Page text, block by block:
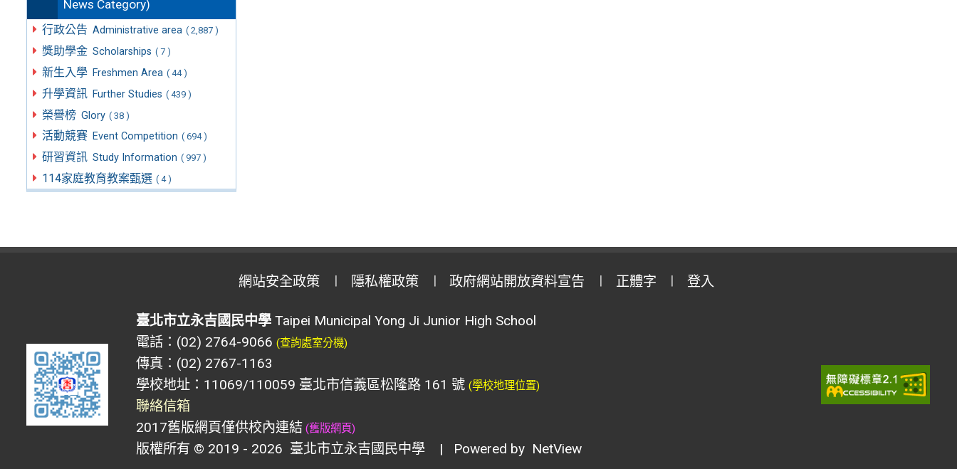
News Category)
行政公告 Administrative area ( 2,887 )
獎助學金 Scholarships ( 7 )
新生入學 Freshmen Area ( 44 )
升學資訊 Further Studies ( 439 )
榮譽榜 Glory ( 38 )
活動競賽 Event Competition ( 694 )
研習資訊 Study Information ( 997 )
114家庭教育教案甄選 ( 4 )
網站安全政策 隱私權政策 政府網站開放資料宣告 正體字 登入
臺北市立永吉國民中學Taipei Municipal Yong Ji Junior High School
電話：(02) 2764-9066 (查詢處室分機)
傳真：(02) 2767-1163
學校地址：11069/110059 臺北市信義區松隆路 161 號 (學校地理位置)
聯絡信箱
2017舊版網頁僅供校內連結 (舊版網頁)
版權所有 © 2019 - 2026 臺北市立永吉國民中學 | Powered by NetView